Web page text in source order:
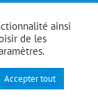
ainsi
de les
Accepter tout